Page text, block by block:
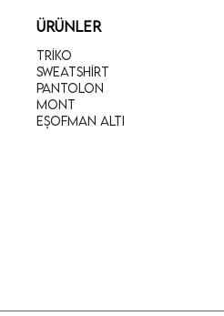
ÜRÜNLER
Triko
Sweatshirt
Pantolon
Mont
Eşofman Altı